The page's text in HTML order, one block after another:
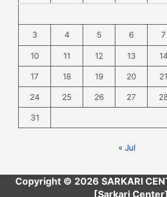
3 4 5 6 7
10 11 12 13 14
17 18 19 20 21
24 25 26 27
31
« Jul
Copyright © 2026 SARKARI
[Sarkari Center]